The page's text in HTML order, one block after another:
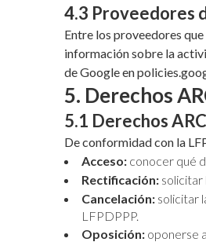
4.3 Proveedores
Entre los proveedores
información sobre la
de Google en
5. Derechos
5.1 Derechos
De conformidad con la
Acceso: conocer qué
Rectificación: solicitar
Cancelación: solicitar
LFPDPPP.
Oposición: oponerse